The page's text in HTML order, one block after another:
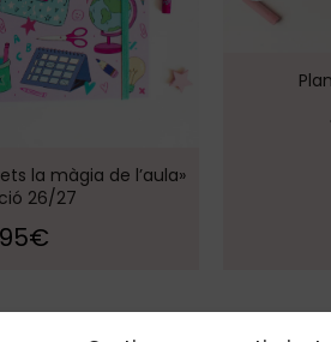
«ets la màgia de l’aula»
26/27
€